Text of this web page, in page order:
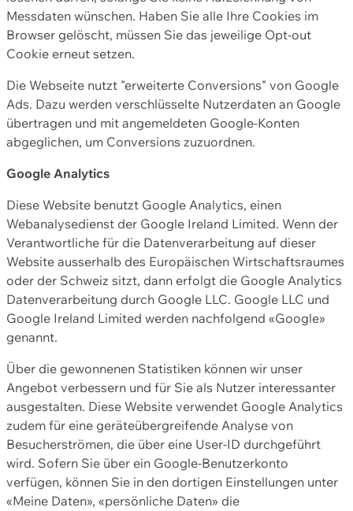
Messdaten wünschen. Haben Sie alle Ihre Cookies im
Browser gelöscht, müssen Sie das jeweilige Opt-out
Cookie erneut setzen.
Die Webseite nutzt "erweiterte Conversions" von Google
Ads. Dazu werden verschlüsselte Nutzerdaten an Google
übertragen und mit angemeldeten Google-Konten
abgeglichen, um Conversions zuzuordnen.
Google Analytics
Diese Website benutzt Google Analytics, einen
Webanalysedienst der Google Ireland Limited. Wenn der
Verantwortliche für die Datenverarbeitung auf dieser
Website ausserhalb des Europäischen Wirtschaftsraumes
oder der Schweiz sitzt, dann erfolgt die Google Analytics
Datenverarbeitung durch Google LLC. Google LLC und
Google Ireland Limited werden nachfolgend «Google»
genannt.
Über die gewonnenen Statistiken können wir unser
Angebot verbessern und für Sie als Nutzer interessanter
ausgestalten. Diese Website verwendet Google Analytics
zudem für eine geräteübergreifende Analyse von
Besucherströmen, die über eine User-ID durchgeführt
wird. Sofern Sie über ein Google-Benutzerkonto
verfügen, können Sie in den dortigen Einstellungen unter
«Meine Daten», «persönliche Daten» die